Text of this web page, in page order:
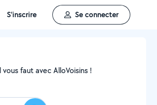
S'inscrire Se connecter
faut avec AlloVoisins !